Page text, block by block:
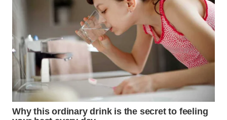
WAHANANEWS
WAHANANEWS
CO ID
WAHANANEWS
NET